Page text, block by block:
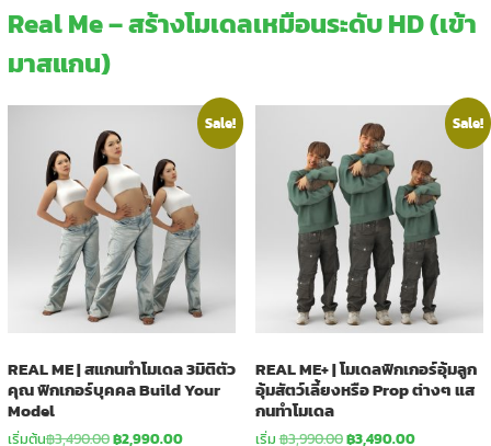
Real Me – สร้างโมเดลเหมือนระดับ HD (เข้า
มาสแกน)
Sale!
REAL ME | สแกนทำโมเดล 3มิติตัว
คุณ ฟิกเกอร์บุคคล Build Your
Model
เริ่มต้น฿3,490.00Original
฿2,990.00Current
Sale!
REAL ME+ | โมเดลฟิกเกอร์อุ้มลูก
อุ้มสัตว์เลี้ยงหรือ Prop ต่างๆ แส
กนทำโมเดล
เริ่ม฿3,990.00Original
฿3,490.00Current